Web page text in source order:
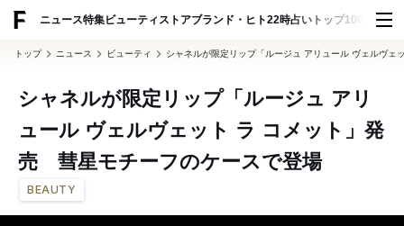
ニュース特集ビューティ ストアブランド・ヒト22時占い トップ100 スナッ
トップ ニュース ビューティ シャネルが限定リップ「ルージュ アリュール ヴェルヴ
シャネルが限定リップ「ルージュ アリ
ュール ヴェルヴェット ラ コメット」発
売 彗星モチーフのケースで登場
BEAUTY